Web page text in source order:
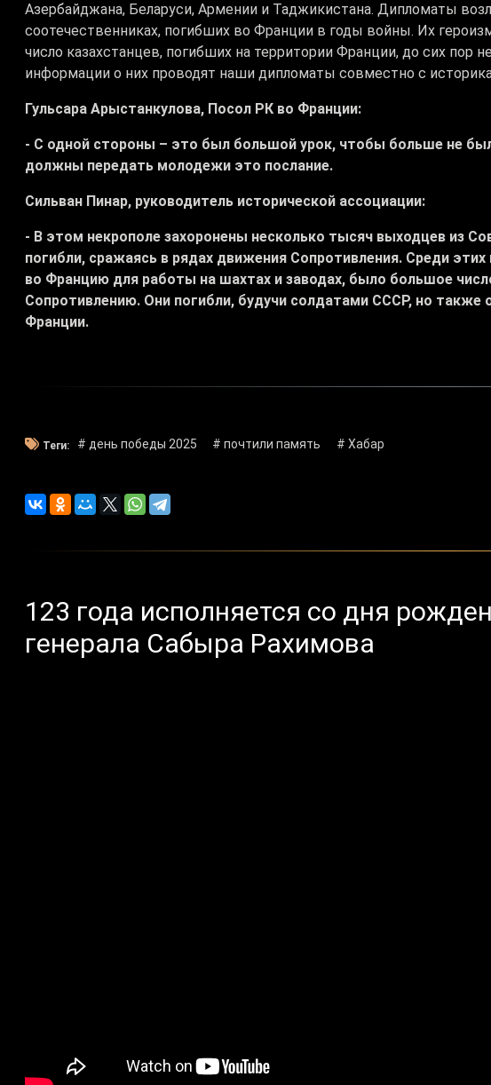
Азербайджана, Беларуси, Армении и Таджикистана. Дипломаты
соотечественниках, погибших во Франции в годы войны. Их
число казахстанцев, погибших на территории Франции, до сих пор
информации о них проводят наши дипломаты совместно с
Гульсара Арыстанкулова, Посол РК во Франции:
- С одной стороны – это был большой урок, чтобы больше не
должны передать молодежи это послание.
Сильван Пинар, руководитель исторической ассоциации:
- В этом некрополе захоронены несколько тысяч выходцев из
погибли, сражаясь в рядах движения Сопротивления. Среди
во Францию для работы на шахтах и заводах, было большое
Сопротивлению. Они погибли, будучи солдатами СССР, но также
Франции.
Теги: # день победы 2025 # почтили память # Хабар
123 года исполняется со дня
генерала Сабыра Рахимова